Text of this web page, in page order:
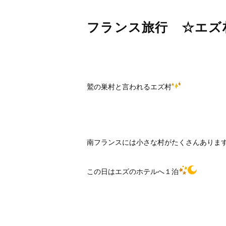
フランス旅行 ☆エ
鷲の巣村と言われるエズ村
南フランスには小さな村がたくさんありま
この日はエズのホテルへ１泊